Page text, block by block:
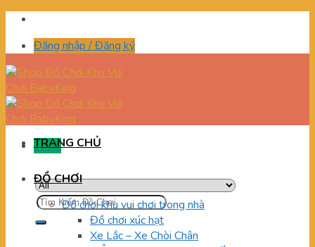
Skip
contentĐăng nhập / Đăng ký
Menu
Tìm
kiếm:
TRANG CHỦ
ĐỒ CHƠI
Đồ chơi khu vui chơi trong nhà
Đồ chơi xúc hạt
Xe Lắc – Xe Chòi Chân